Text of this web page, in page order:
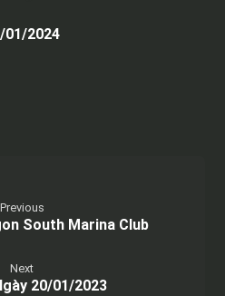
01/2024
Previous
South Marina Club
Next
20/01/2023